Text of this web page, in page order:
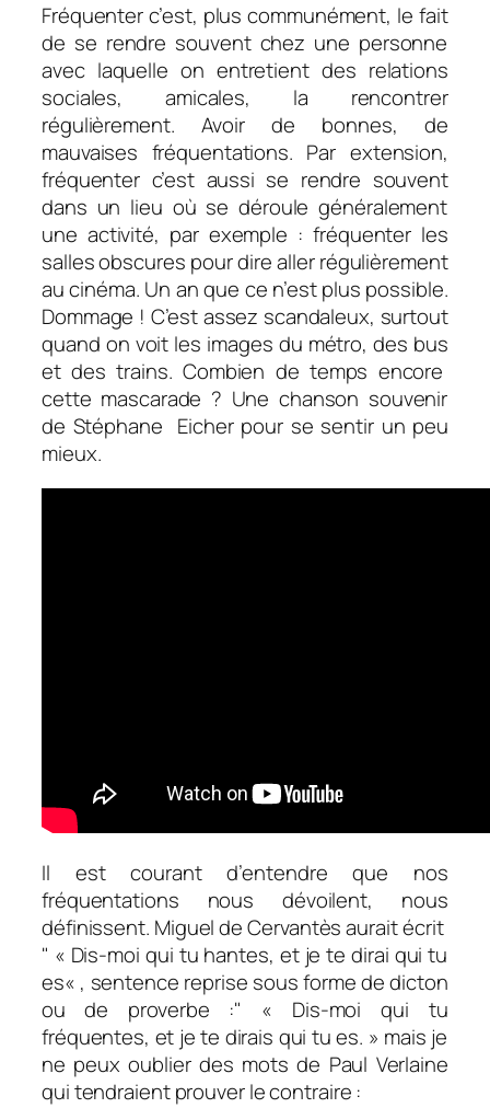
Fréquenter c’est, plus communément, le fait
de se rendre souvent chez une personne
avec laquelle on entretient des relations
sociales, amicales, la rencontrer
régulièrement. Avoir de bonnes, de
mauvaises fréquentations. Par extension,
fréquenter c’est aussi se rendre souvent
dans un lieu où se déroule généralement
une activité, par exemple :fréquenter les
salles obscures pour dire aller régulièrement
au cinéma. Un an que ce n’est plus possible.
Dommage ! C’est assez scandaleux, surtout
quand on voit les images du métro, des bus
et des trains. Combien de temps encore
cette mascarade ? Une chanson souvenir
de Stéphane Eicher pour se sentir un peu
mieux.
Il est courant d’entendre que nos
fréquentations nous dévoilent, nous
définissent. Miguel de Cervantès aurait écrit
« Dis-moi qui tu hantes, et je te dirai qui tu
es« , sentence reprise sous forme de dicton
ou de proverbe :
« Dis-moi qui tu
fréquentes, et je te dirais qui tu es. » mais je
ne peux oublier des mots de Paul Verlaine
qui tendraient prouver le contraire :